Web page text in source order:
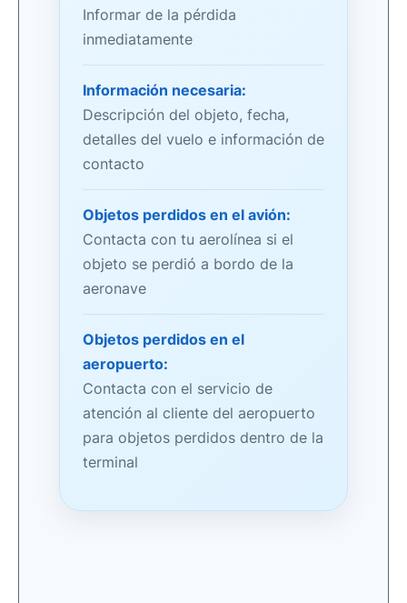
Informar de la pérdida
inmediatamente
Información necesaria:
Descripción del objeto, fecha,
detalles del vuelo e información de
contacto
Objetos perdidos en el avión:
Contacta con tu aerolínea si el
objeto se perdió a bordo de la
aeronave
Objetos perdidos en el
aeropuerto:
Contacta con el servicio de
atención al cliente del aeropuerto
para objetos perdidos dentro de la
terminal